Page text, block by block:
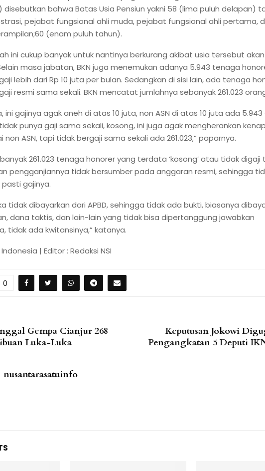
disebutkan bahwa Batas Usia Pensiun yakni 58 (lima puluh delapan)
pejabat fungsional ahli muda, pejabat fungsional ahli pertama,
(enam puluh tahun).
ini cukup banyak untuk nantinya berkurang akibat usia tersebut
masa jabatan, BKN juga menemukan adanya 5.943 tenaga
lebih dari Rp 10 juta per bulan. Sedangkan di sisi lain, ada tenaga
resmi sama sekali. BKN mencatat jumlahnya sebanyak 261.023
ini gajinya agak aneh di atas 10 juta, non ASN di atas 10 juta ada
punya gaji sama sekali, kosong, ini juga agak mengherankan
ASN, tapi tidak bergaji sama sekali ada 261.023,” paparnya.
261.023 tenaga honorer yang terdata ‘kosong’ atau tidak
pengganjiannya tidak bersumber pada anggaran resmi, sehingga
gajinya.
tidak dibayarkan dari APBD, sehingga tidak ada bukti, biasanya
dana taktis, dan lain-lain yang tidak bisa dipertanggung jawabkan
tidak ada kwitansinya,” katanya.
| Editor : Redaksi NSI
0
Gempa Cianjur 268
Luka-Luka
Keputusan Jokowi
Pengangkatan 5 Deputi
nusantarasatuinfo